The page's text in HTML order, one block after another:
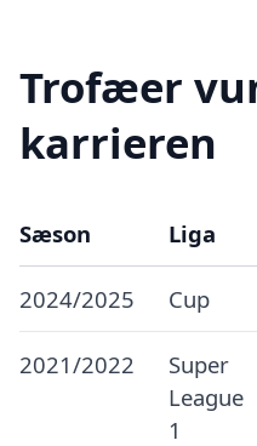
Trofæer
karrieren
Sæson Liga
2024/2025 Cup
2021/2022
Super
League
1